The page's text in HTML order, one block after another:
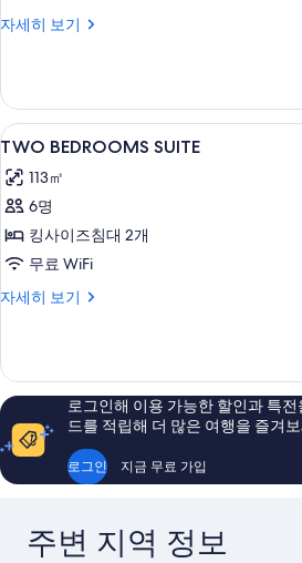
자세히 보기
객
히
보
기
TWO
BEDROOMS
SUITE
사
진
모
두
6
TWO BEDROOMS SUITE
113㎡
6명
킹사이즈침대 2개
무료 WiFi
자세히 보기
TWO
세
히
보
기
로그인해 이용 가능한 할인과 특
드를 적립해 더 많은 여행을 즐겨
로그인 지금 무료 가입
주변 지역 정보